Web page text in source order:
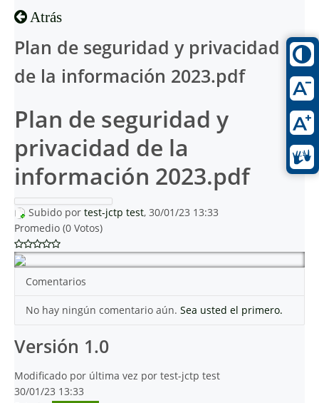
Atrás
Plan de seguridad y privacidad
de la información 2023.pdf
Plan de seguridad y
privacidad de la
información 2023.pdf
Subido por test-jctp test, 30/01/23 13:33
Promedio (0 Votos)
Comentarios
No hay ningún comentario aún. Sea usted el primero.
Versión 1.0
Modificado por última vez por test-jctp test
30/01/23 13:33